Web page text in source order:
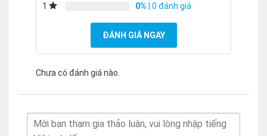
1
0% | 0 đánh giá
ĐÁNH GIÁ NGAY
Chưa có đánh giá nào.